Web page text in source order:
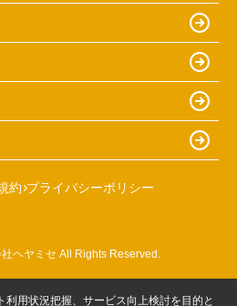
約 プライバシーポリシー
ヘヤミセ All Rights Reserved.
用状況把握、サービス向上検討を目的と